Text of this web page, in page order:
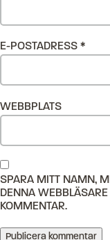
E-POSTADRESS *
WEBBPLATS
SPARA MITT NAMN,
DENNA
KOMMENTAR.